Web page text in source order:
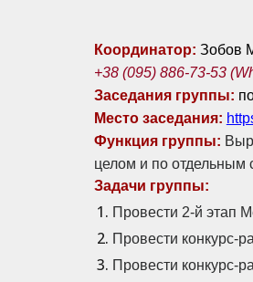
Координатор: Зобов
+38 (095) 886-73-53
Заседания группы:
Место заседания:
Функция группы: В
целом и по отдельным
Задачи группы:
Провести 2-й этап
Провести конкурс-
Провести конкурс-